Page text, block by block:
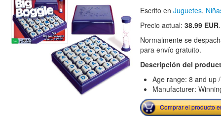
Escrito en Juguetes,
Precio actual: 38.99 EUR.
Normalmente se
para envío gratuito.
Descripción del
Age range: 8 and up
Manufacturer:
Comprar el producto